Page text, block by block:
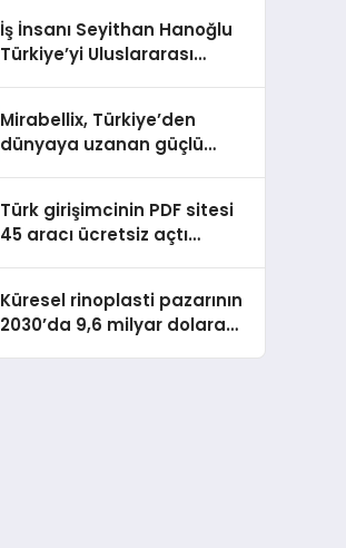
İş İnsanı Seyithan Hanoğlu
Türkiye’yi Uluslararası
Mirabellix, Türkiye’den
dünyaya uzanan güçlü
Türk girişimcinin PDF sitesi
45 aracı ücretsiz açtı
Küresel rinoplasti pazarının
2030’da 9,6 milyar dolara